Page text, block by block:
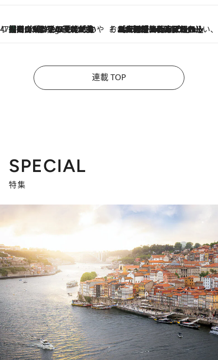
47都道府県の手みやげ ひんやりスイーツで夏を満喫
5 Hours Ago
【岡山県】この夏絶対食べたい 冷やしておいしいおやつ3選 フルーツが主役のプリンやアイスが勢揃い そおだよおこの関西おいしい、おやつ紀行
2026.8.9
［大阪府箕面市］一皿一皿目の前で仕上げられる、料理を巧みに組み込んだアシェットデセールコース「ミチル アシェット デセール（Michiru assiette dessert）」
連載 TOP
SPECIAL
特集